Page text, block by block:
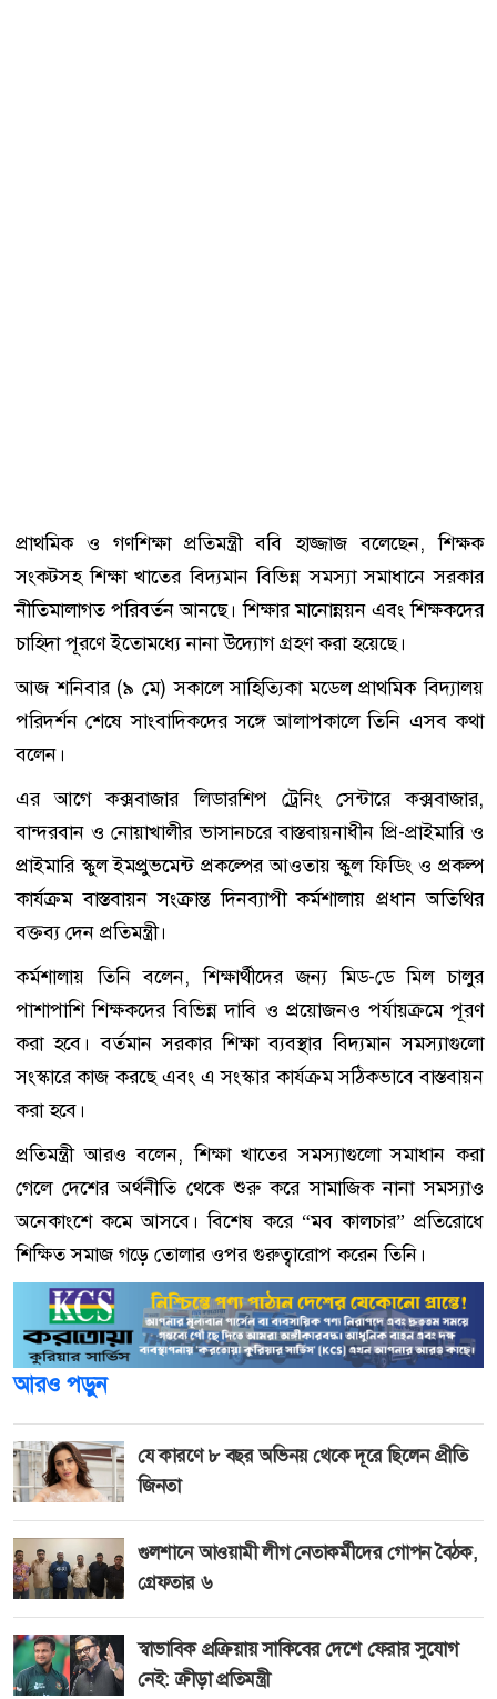
প্রাথমিক ও গণশিক্ষা প্রতিমন্ত্রী ববি হাজ্জাজ বলেছেন, শিক্ষক
সংকটসহ শিক্ষা খাতের বিদ্যমান বিভিন্ন সমস্যা সমাধানে সরকার
নীতিমালাগত পরিবর্তন আনছে। শিক্ষার মানোন্নয়ন এবং শিক্ষকদের
চাহিদা পূরণে ইতোমধ্যে নানা উদ্যোগ গ্রহণ করা হয়েছে।
আজ শনিবার (৯ মে) সকালে সাহিত্যিকা মডেল প্রাথমিক বিদ্যালয়
পরিদর্শন শেষে সাংবাদিকদের সঙ্গে আলাপকালে তিনি এসব কথা
বলেন।
এর আগে কক্সবাজার লিডারশিপ ট্রেনিং সেন্টারে কক্সবাজার,
বান্দরবান ও নোয়াখালীর ভাসানচরে বাস্তবায়নাধীন প্রি-প্রাইমারি ও
প্রাইমারি স্কুল ইমপ্রুভমেন্ট প্রকল্পের আওতায় স্কুল ফিডিং ও প্রকল্প
কার্যক্রম বাস্তবায়ন সংক্রান্ত দিনব্যাপী কর্মশালায় প্রধান অতিথির
বক্তব্য দেন প্রতিমন্ত্রী।
কর্মশালায় তিনি বলেন, শিক্ষার্থীদের জন্য মিড-ডে মিল চালুর
পাশাপাশি শিক্ষকদের বিভিন্ন দাবি ও প্রয়োজনও পর্যায়ক্রমে পূরণ
করা হবে। বর্তমান সরকার শিক্ষা ব্যবস্থার বিদ্যমান সমস্যাগুলো
সংস্কারে কাজ করছে এবং এ সংস্কার কার্যক্রম সঠিকভাবে বাস্তবায়ন
করা হবে।
প্রতিমন্ত্রী আরও বলেন, শিক্ষা খাতের সমস্যাগুলো সমাধান করা
গেলে দেশের অর্থনীতি থেকে শুরু করে সামাজিক নানা সমস্যাও
অনেকাংশে কমে আসবে। বিশেষ করে “মব কালচার” প্রতিরোধে
শিক্ষিত সমাজ গড়ে তোলার ওপর গুরুত্বারোপ করেন তিনি।
আরও পড়ুন
যে কারণে ৮ বছর অভিনয় থেকে দূরে ছিলেন প্রীতি
জিনতা
গুলশানে আওয়ামী লীগ নেতাকর্মীদের গোপন বৈঠক,
গ্রেফতার ৬
স্বাভাবিক প্রক্রিয়ায় সাকিবের দেশে ফেরার সুযোগ
নেই: ক্রীড়া প্রতিমন্ত্রী